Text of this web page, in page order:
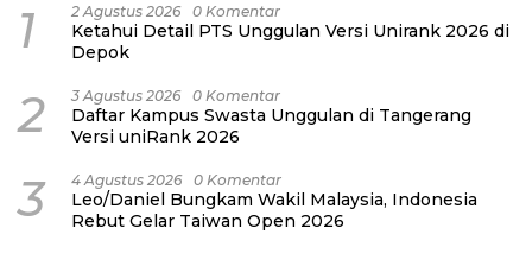
1 2 Agustus 2026 0 Komentar
Ketahui Detail PTS Unggulan Versi Unirank 2026 di
Depok
2 3 Agustus 2026 0 Komentar
Daftar Kampus Swasta Unggulan di Tangerang
Versi uniRank 2026
3 4 Agustus 2026 0 Komentar
Leo/Daniel Bungkam Wakil Malaysia, Indonesia
Rebut Gelar Taiwan Open 2026